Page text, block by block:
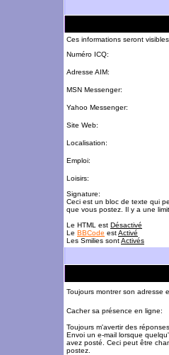
Ces informations seront
Numéro ICQ:
Adresse AIM:
MSN Messenger:
Yahoo Messenger:
Site Web:
Localisation:
Emploi:
Loisirs:
Signature:
Ceci est un bloc de texte qui
que vous postez. Il y a une
Le HTML est Désactivé
Le BBCode estActivé
Les Smilies sontActivés
Toujours montrer son adresse
Cacher sa présence en ligne:
Toujours m'avertir des
Envoi un e-mail lorsque
avez posté. Ceci peut être
postez.